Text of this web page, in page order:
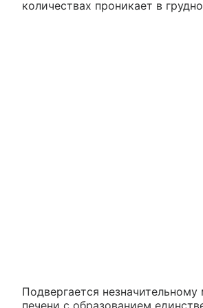
количествах проникает в
Подвергается
печени с образованием